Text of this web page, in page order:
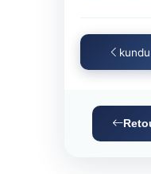
kundu